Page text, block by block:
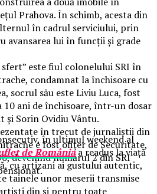
Prahova. În schimb, acesta din
în cadrul serviciului, prin
avansarea lui în funcţii şi grade
este fiul colonelului SRI în
condamnat la închisoare cu
socrul său este Liviu Luca, fost
ani de închisoare, într-un dosar
și Sorin Ovidiu Vântu.
în trecut de jurnaliștii din
e fost ofițer de Securitate,
devenind numărul 2 din SRI
în ultimul weekend al
de Româniaa readus la viață
cu artizani ai gustului autentic,
tainele unor meserii transmise
din și pentru toate